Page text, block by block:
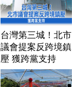
台灣第三城！北市
議會提案反跨境鎮
壓 獲跨黨支持